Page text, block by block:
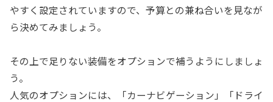
やすく設定されていますので、予算との兼ね合いを見なが
ら決めてみましょう。
その上で足りない装備をオプションで補うようにしましょ
う。
人気のオプションには、「カーナビゲーション」「ドライ